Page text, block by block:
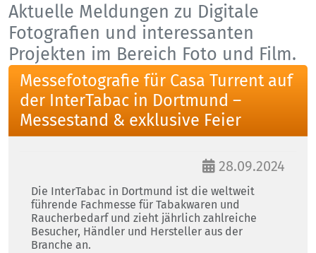
Aktuelle Meldungen zu Digitale
Fotografien und interessanten
Projekten im Bereich Foto und Film.
Messefotografie für Casa Turrent auf
der InterTabac in Dortmund –
Messestand & exklusive Feier
28.09.2024
Die InterTabac in Dortmund ist die weltweit
führende Fachmesse für Tabakwaren und
Raucherbedarf und zieht jährlich zahlreiche
Besucher, Händler und Hersteller aus der
Branche an.